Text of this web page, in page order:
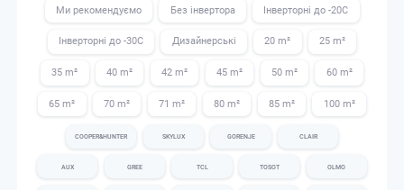
Ми рекомендуємо Без інвертора Інверторні до -20С
Інверторні до -30С Дизайнерські 20 m² 25 m²
35 m² 40 m² 42 m² 45 m² 50 m² 60 m²
65 m² 70 m² 71 m² 80 m² 85 m² 100 m²
COOPER&HUNTER SKYLUX GORENJE CLAIR
AUX GREE TCL TOSOT OLMO